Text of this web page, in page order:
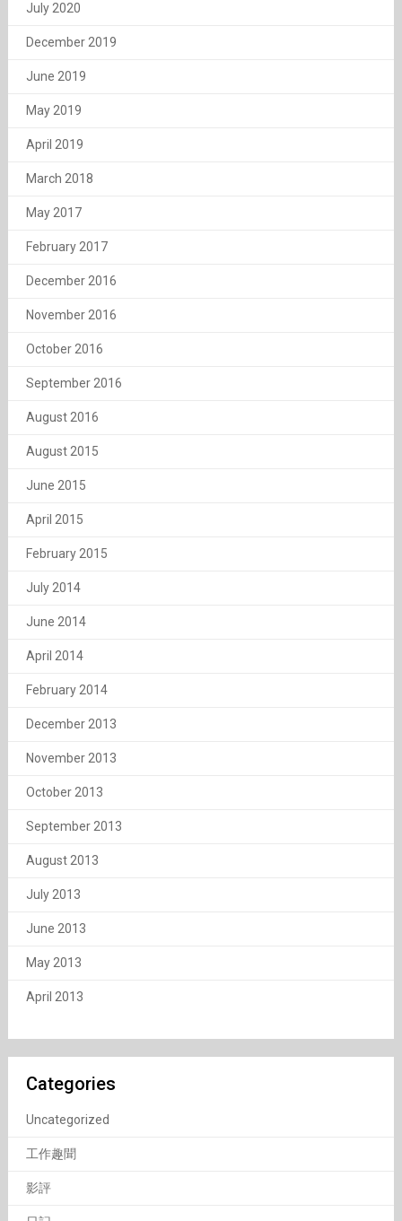
July 2020
December 2019
June 2019
May 2019
April 2019
March 2018
May 2017
February 2017
December 2016
November 2016
October 2016
September 2016
August 2016
August 2015
June 2015
April 2015
February 2015
July 2014
June 2014
April 2014
February 2014
December 2013
November 2013
October 2013
September 2013
August 2013
July 2013
June 2013
May 2013
April 2013
Categories
Uncategorized
工作趣聞
影評